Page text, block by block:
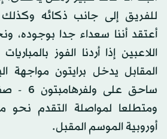
للفريق إلى جانب ذكائه
أعتقد أننا سعداء جدا بوجوده،
اللاعبين إذا أردنا الفوز
المقابل يدخل برايتون مواجهة
ساحق
ومتطلعا لمواصلة التقدم
أوروبية الموسم المقبل.